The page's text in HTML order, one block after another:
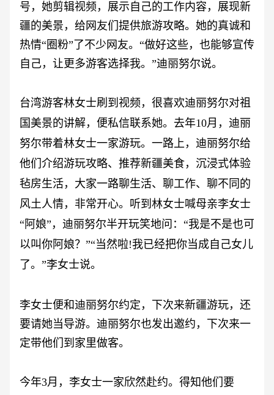
号，她剪辑视频，展示自己的工作内容，展现新
疆的美景，给网友们提供旅游攻略。她的真诚和
热情“圈粉”了不少网友。“做好这些，也能够宣传
自己，让更多游客选择我。”迪丽努尔说。
台湾游客林女士刷到视频，很喜欢迪丽努尔对祖
国美景的讲解，便私信联系她。去年10月，迪丽
努尔带着林女士一家游玩。一路上，迪丽努尔给
他们介绍游玩攻略、推荐新疆美食，沉浸式体验
毡房生活，大家一路聊生活、聊工作、聊不同的
风土人情，非常开心。听到林女士喊母亲李女士
“阿娘”，迪丽努尔半开玩笑地问：“我是不是也可
以叫你阿娘？”“当然啦!我已经把你当成自己女儿
了。”李女士说。
李女士便和迪丽努尔约定，下次来新疆游玩，还
要请她当导游。迪丽努尔也发出邀约，下次来一
定带他们到家里做客。
今年3月，李女士一家欣然赴约。得知他们要